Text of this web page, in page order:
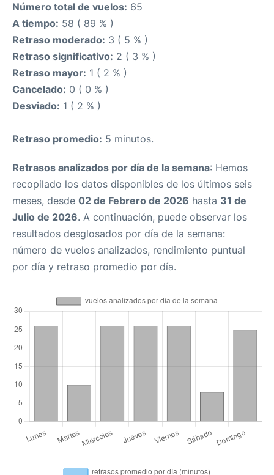
Número total de vuelos: 65
A tiempo: 58 ( 89 % )
Retraso moderado: 3 ( 5 % )
Retraso significativo: 2 ( 3 % )
Retraso mayor: 1 ( 2 % )
Cancelado: 0 ( 0 % )
Desviado: 1 ( 2 % )
Retraso promedio: 5 minutos.
Retrasos analizados por día de la semana: Hemos
recopilado los datos disponibles de los últimos seis
meses, desde 02 de Febrero de 2026 hasta 31 de
Julio de 2026. A continuación, puede observar los
resultados desglosados por día de la semana:
número de vuelos analizados, rendimiento puntual
por día y retraso promedio por día.